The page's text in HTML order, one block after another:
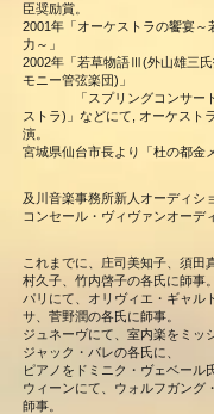
臣奨励賞。
2001年「オーケストラの饗宴～
力～」
2002年「若草物語Ⅲ(外山雄三
モニー管弦楽団)」
「スプリングコンサート(
ストラ)」 などにて, オーケスト
演。
宮城県仙台市長より「杜の都金
及川音楽事務所新人オーディシ
コンセール・ヴィヴァンオーデ
これまでに、庄司美知子、須田
村久子、竹内啓子の各氏に師事。
パリにて、オリヴィエ・ギャル
サ、菅野潤の各氏に師事。
ジュネーヴにて、室内楽をミッ
ジャック・バレの各氏に、
ピアノをドミニク・ヴェベール
ウィーンにて、ウォルフガング
師事。